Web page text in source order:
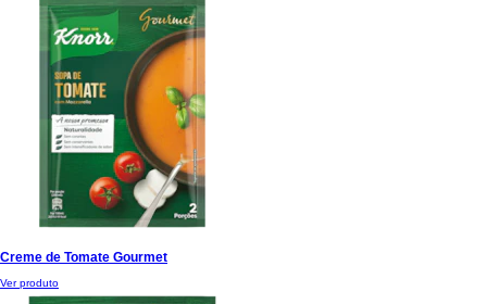
Creme de Tomate Gourmet
Ver produto